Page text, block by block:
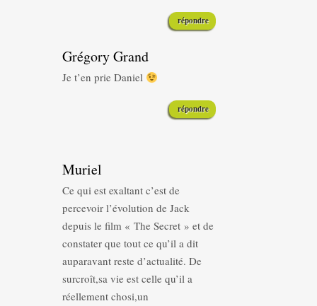
répondre
Grégory Grand
Je t’en prie Daniel
répondre
Muriel
Ce qui est exaltant c’est de
percevoir l’évolution de Jack
depuis le film « The Secret » et de
constater que tout ce qu’il a dit
auparavant reste d’actualité. De
surcroît,sa vie est celle qu’il a
réellement chosi,un